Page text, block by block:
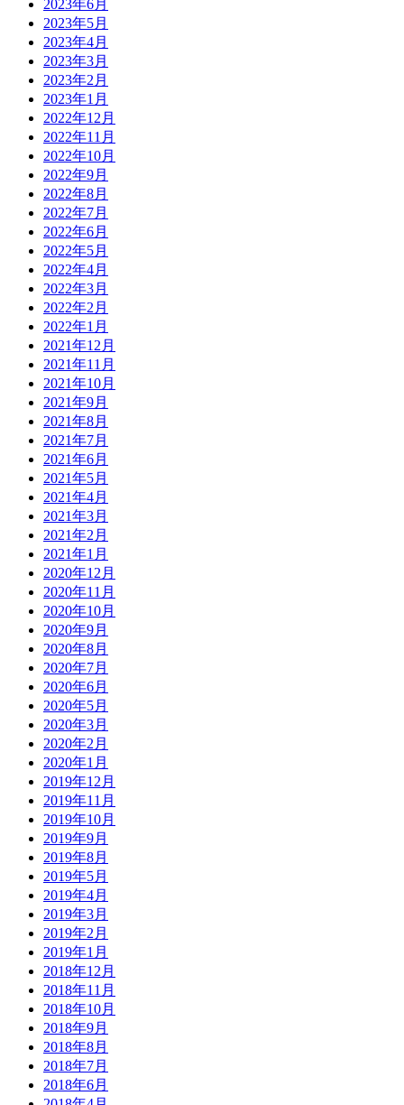
2023年6月
2023年5月
2023年4月
2023年3月
2023年2月
2023年1月
2022年12月
2022年11月
2022年10月
2022年9月
2022年8月
2022年7月
2022年6月
2022年5月
2022年4月
2022年3月
2022年2月
2022年1月
2021年12月
2021年11月
2021年10月
2021年9月
2021年8月
2021年7月
2021年6月
2021年5月
2021年4月
2021年3月
2021年2月
2021年1月
2020年12月
2020年11月
2020年10月
2020年9月
2020年8月
2020年7月
2020年6月
2020年5月
2020年3月
2020年2月
2020年1月
2019年12月
2019年11月
2019年10月
2019年9月
2019年8月
2019年5月
2019年4月
2019年3月
2019年2月
2019年1月
2018年12月
2018年11月
2018年10月
2018年9月
2018年8月
2018年7月
2018年6月